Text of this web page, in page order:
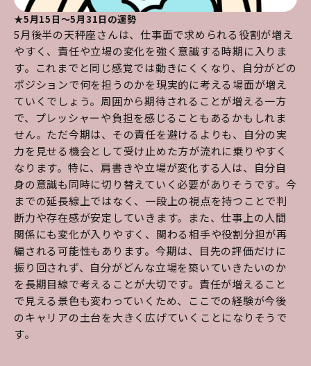
★5月15日～5月31日の運勢
5月後半の天秤座さんは、仕事面で求められる役割が増え
やすく、責任や立場の変化を強く意識する時期に入りま
す。これまでと同じ感覚では動きにくくなり、自分がどの
ポジションで何を担うのかを現実的に考える場面が増え
ていくでしょう。周囲から期待されることが増える一方
で、プレッシャーや負担を感じることもあるかもしれま
せん。ただ今期は、その責任を避けるよりも、自分の実
力を見せる機会として受け止めた方が流れに乗りやすく
なります。特に、肩書きや立場が変化する人は、自分自
身の意識も同時に切り替えていく必要がありそうです。今
までの延長線上ではなく、一段上の視点を持つことで判
断力や存在感が安定していきます。また、仕事上の人間
関係にも変化が入りやすく、関わる相手や役割分担が再
編される可能性もあります。今期は、目先の評価だけに
振り回されず、自分がどんな立場を築いていきたいのか
を長期目線で考えることが大切です。責任が増えること
で見える景色も変わっていくため、ここでの経験が今後
のキャリアの土台を大きく広げていくことになりそうで
す。